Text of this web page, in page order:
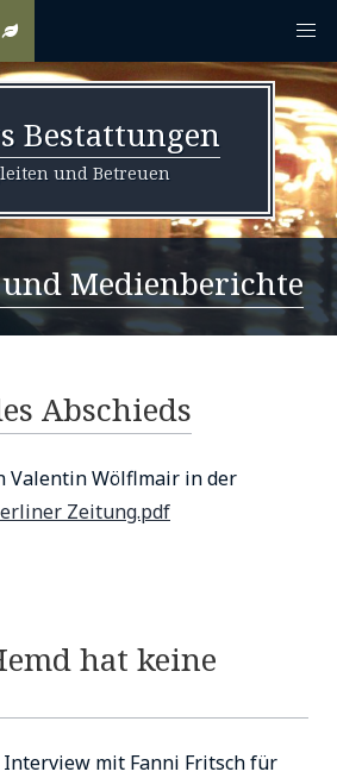
Bestattungen
und Betreuen
Medienberichte
Abschieds
Valentin Wölflmair in der
Zeitung.pdf
hat keine
Interview mit Fanni Fritsch für